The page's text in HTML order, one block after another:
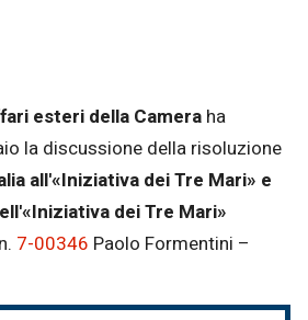
esteri della Camera ha
la discussione della risoluzione
all'«Iniziativa dei Tre Mari» e
dei Tre Mari»
7-00346 Paolo Formentini –